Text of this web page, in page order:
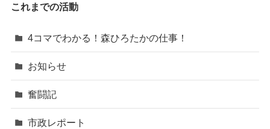
これまでの活動
4コマでわかる！森ひろたかの仕事！
お知らせ
奮闘記
市政レポート